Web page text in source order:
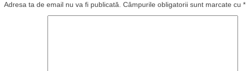
Adresa ta de email nu va fi publicată. Câmpurile obligatorii sunt marcate cu *